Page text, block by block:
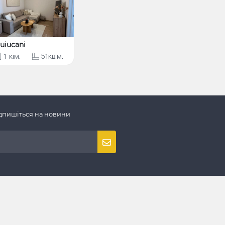
1 кім. 51кв.м.
на новини